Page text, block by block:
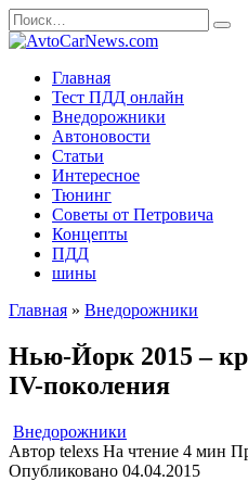
Перейти
к
Search
for:
Главная
Тест ПДД онлайн
Внедорожники
Автоновости
Статьи
Интересное
Тюнинг
Советы от Петровича
Концепты
ПДД
шины
Главная » Внедорожники
Нью-Йорк 2015 –
IV-поколения
Внедорожники
Автор telexs На чтение 4 мин
Опубликовано 04.04.2015